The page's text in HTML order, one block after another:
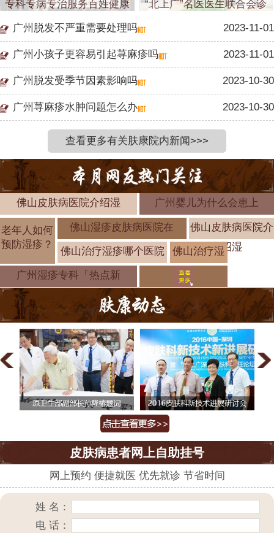
专科专病专治服务百姓健康 “北上广”名医医生联合会诊
广州脱发不严重需要处理吗 2023-11-01
广州小孩子更容易引起荨麻疹吗 2023-11-01
广州脱发受季节因素影响吗 2023-10-30
广州荨麻疹水肿问题怎么办 2023-10-30
查看更多有关肤康院内新闻>>>
佛山皮肤病医院介绍湿 广州婴儿为什么会患上
老年人如何
预防湿疹？
佛山湿疹皮肤病医院在
佛山皮肤病医院介
绍湿
佛山治疗湿疹哪个医院
佛山治疗湿
疹哪家医院
广州湿疹专科「热点新
皮肤病患者网上自助挂号
网上预约 便捷就医 优先就诊 节省时间
姓 名：
电 话：